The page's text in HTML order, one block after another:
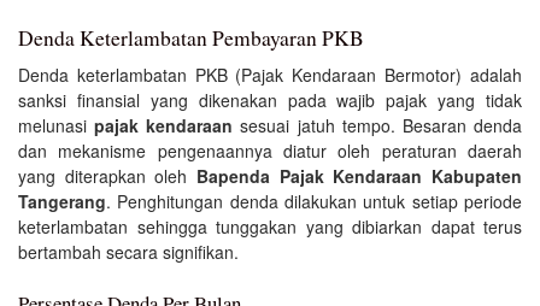
Denda Keterlambatan Pembayaran PKB
Denda keterlambatan PKB (Pajak Kendaraan Bermotor) adalah
sanksi finansial yang dikenakan pada wajib pajak yang tidak
melunasipajak kendaraan sesuai jatuh tempo. Besaran denda
dan mekanisme pengenaannya diatur oleh peraturan daerah
yang diterapkan oleh Bapenda Pajak Kendaraan Kabupaten
Tangerang. Penghitungan denda dilakukan untuk setiap periode
keterlambatan sehingga tunggakan yang dibiarkan dapat terus
bertambah secara signifikan.